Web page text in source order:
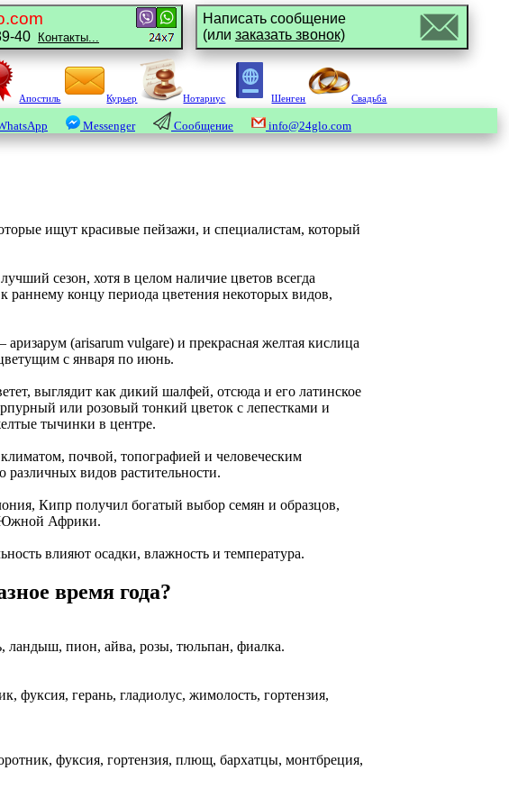
40 Контакты...
Написать сообщение
(или заказать звонок)
Апостиль Курьер Нотариус Шенген Свадьба
Messenger Сообщение info@24glo.com
ищут красивые пейзажи, и специалистам, который
сезон, хотя в целом наличие цветов всегда
раннему концу периода цветения некоторых видов,
(arisarum vulgare) и прекрасная желтая кислица
с января по июнь.
выглядит как дикий шалфей, отсюда и его латинское
или розовый тонкий цветок с лепестками и
тычинки в центре.
почвой, топографией и человеческим
различных видов растительности.
Кипр получил богатый выбор семян и образцов,
Южной Африки.
влияют осадки, влажность и температура.
время года?
ландыш, пион, айва, розы, тюльпан, фиалка.
фуксия, герань, гладиолус, жимолость, гортензия,
фуксия, гортензия, плющ, бархатцы, монтбреция,